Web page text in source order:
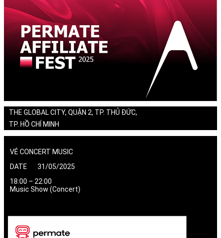
THE GLOBAL CITY, QUẬN 2, TP. THỦ ĐỨC,
TP. HỒ CHÍ MINH
VÉ CONCERT MUSIC
DATE 31/05/2025
18:00 – 22:00
Music Show (Concert)